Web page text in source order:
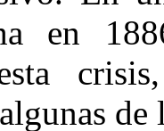
en
de